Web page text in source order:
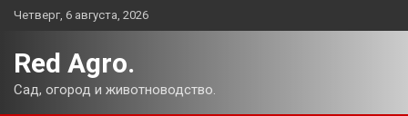
Перейти
Четверг, 6 августа, 2026
Red Agro.
Сад, огород и животноводство.